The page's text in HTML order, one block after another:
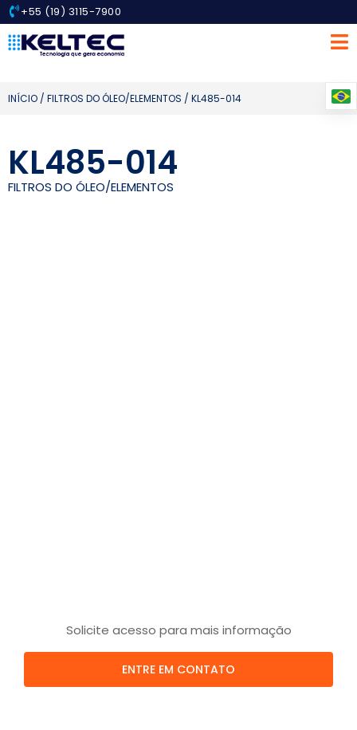
+55 (19) 3115-7900
INÍCIO / FILTROS DO ÓLEO/ELEMENTOS / KL485-014
KL485-014
FILTROS DO ÓLEO/ELEMENTOS
Solicite acesso para mais informação
ENTRE EM CONTATO